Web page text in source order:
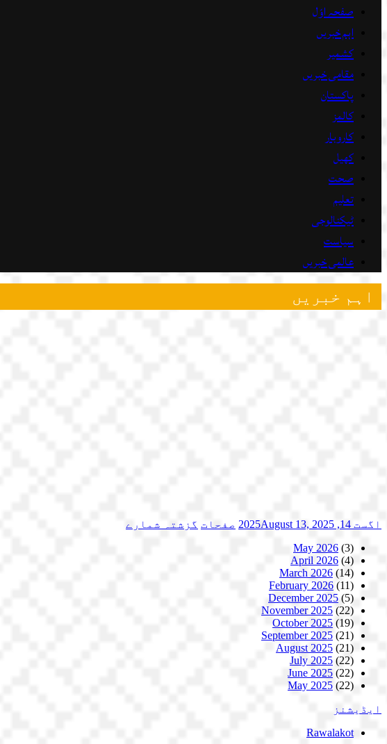
صفحہ اوّل
اہم خبریں
کشمیر
مقامی خبریں
پاکستان
کالمز
کاروبار
کھیل
صحت
تعلیم
ٹیکنالوجی
سیاست
عالمی خبریں
اہم خبریں
اگست 14, 2025 August 13, 2025 صفحات گزشتہ شمارے
May 2026 (3)
April 2026 (4)
March 2026 (14)
February 2026 (11)
December 2025 (5)
November 2025 (22)
October 2025 (19)
September 2025 (21)
August 2025 (21)
July 2025 (22)
June 2025 (22)
May 2025 (22)
ایڈیشنز
Rawalakot